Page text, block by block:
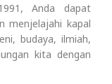
Anda dapat
menjelajahi kapal
budaya, ilmiah,
kita dengan